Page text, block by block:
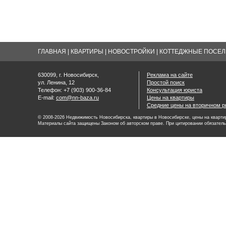
ГЛАВНАЯ КВАРТИРЫ НОВОСТРОЙКИ КОТТЕДЖНЫЕ
630099, г. Новосибирск,
ул. Ленина, 12
Телефон: +7 (903) 900-36-84
E-mail: com@nn-baza.ru
Реклама на сайте
Простой поиск
Консультация юриста
Цены на квартиры
Средние цены на вторичном
© 2008-2026 Недвижимость Новосибирска, квартиры в Новосибирске, цены на
Материалы сайта защищены Законом об авторском праве. При цитировании